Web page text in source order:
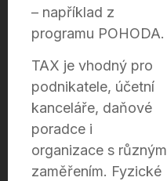
– například z
programu POHODA.
TAX je vhodný pro
podnikatele, účetní
kanceláře, daňové
poradce i
organizace s různým
zaměřením. Fyzické